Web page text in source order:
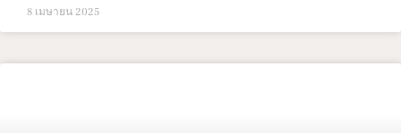
8 เมษายน 2025